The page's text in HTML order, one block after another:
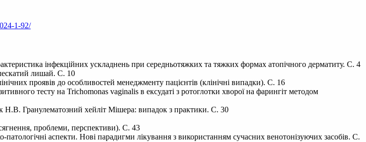
1-92/
інфекційних ускладнень при середньотяжких та тяжких формах атопічного дерматиту. С. 4
лишай. С. 10
проявів до особливостей менеджменту пацієнтів (клінічні випадки). С. 16
тесту на Trichomonas vaginalis в ексудаті з ротоглотки хворої на фарингіт методом
Гранулематозний хейліт Мішера: випадок з практики. С. 30
проблеми, перспективи). С. 43
аспекти. Нові парадигми лікування з використанням сучасних венотонізуючих засобів. С.